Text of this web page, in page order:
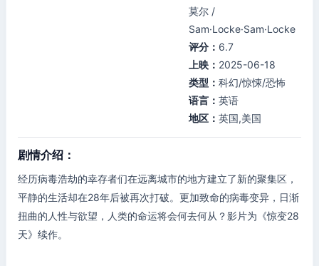
莫尔 /
Sam·Locke·Sam·Locke
评分： 6.7
上映： 2025-06-18
类型： 科幻/惊悚/恐怖
语言： 英语
地区： 英国,美国
剧情介绍：
经历病毒浩劫的幸存者们在远离城市的地方建立了新的聚集区，
平静的生活却在28年后被再次打破。更加致命的病毒变异，日渐
扭曲的人性与欲望，人类的命运将会何去何从？影片为《惊变28
天》续作。